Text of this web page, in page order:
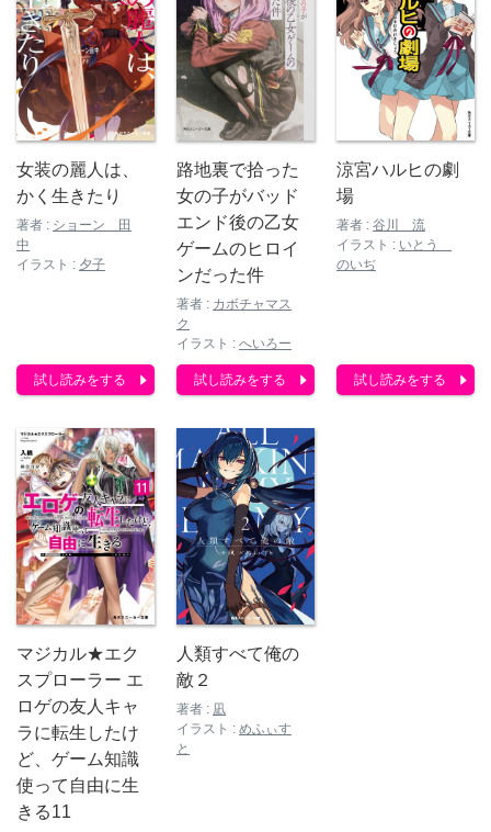
女装の麗人は、
かく生きたり
著者 : ショーン 田
中
イラスト : 夕子
試し読みをする
路地裏で拾った
女の子がバッド
エンド後の乙女
ゲームのヒロイ
ンだった件
著者 : カボチャマス
ク
イラスト : へいろー
試し読みをする
涼宮ハルヒの劇
場
著者 : 谷川 流
イラスト : いとう
のいぢ
試し読みをする
マジカル★エク
スプローラー エ
ロゲの友人キャ
ラに転生したけ
ど、ゲーム知識
使って自由に生
きる11
人類すべて俺の
敵２
著者 : 凪
イラスト : めふぃす
と